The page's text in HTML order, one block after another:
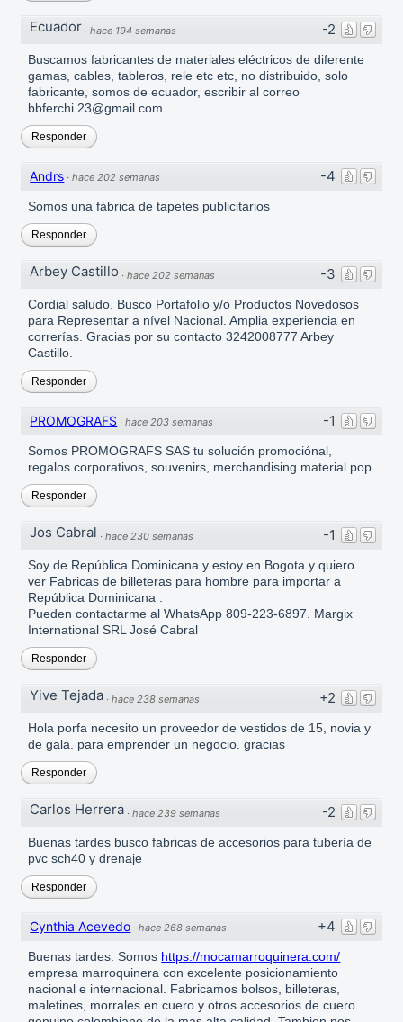
-2
Ecuador ·hace 194 semanas
Buscamos fabricantes de materiales eléctricos de diferente
gamas, cables, tableros, rele etc etc, no distribuido, solo
fabricante, somos de ecuador, escribir al correo
bbferchi.23@gmail.com
Responder
-4
Andrs ·hace 202 semanas
Somos una fábrica de tapetes publicitarios
Responder
-3
Arbey Castillo ·hace 202 semanas
Cordial saludo. Busco Portafolio y/o Productos Novedosos
para Representar a nível Nacional. Amplia experiencia en
correrías. Gracias por su contacto 3242008777 Arbey
Castillo.
Responder
-1
PROMOGRAFS ·hace 203 semanas
Somos PROMOGRAFS SAS tu solución promociónal,
regalos corporativos, souvenirs, merchandising material pop
Responder
-1
Jos Cabral ·hace 230 semanas
Soy de República Dominicana y estoy en Bogota y quiero
ver Fabricas de billeteras para hombre para importar a
República Dominicana .
Pueden contactarme al WhatsApp 809-223-6897. Margix
International SRL José Cabral
Responder
+2
Yive Tejada ·hace 238 semanas
Hola porfa necesito un proveedor de vestidos de 15, novia y
de gala. para emprender un negocio. gracias
Responder
-2
Carlos Herrera ·hace 239 semanas
Buenas tardes busco fabricas de accesorios para tubería de
pvc sch40 y drenaje
Responder
+4
Cynthia Acevedo ·hace 268 semanas
Buenas tardes. Somos https://mocamarroquinera.com/
empresa marroquinera con excelente posicionamiento
nacional e internacional. Fabricamos bolsos, billeteras,
maletines, morrales en cuero y otros accesorios de cuero